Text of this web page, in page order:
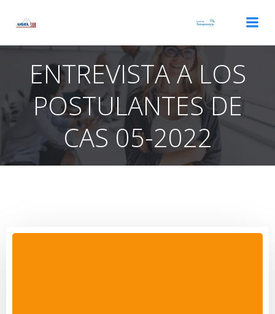
ENTREVISTA A LOS
POSTULANTES DE
CAS 05-2022